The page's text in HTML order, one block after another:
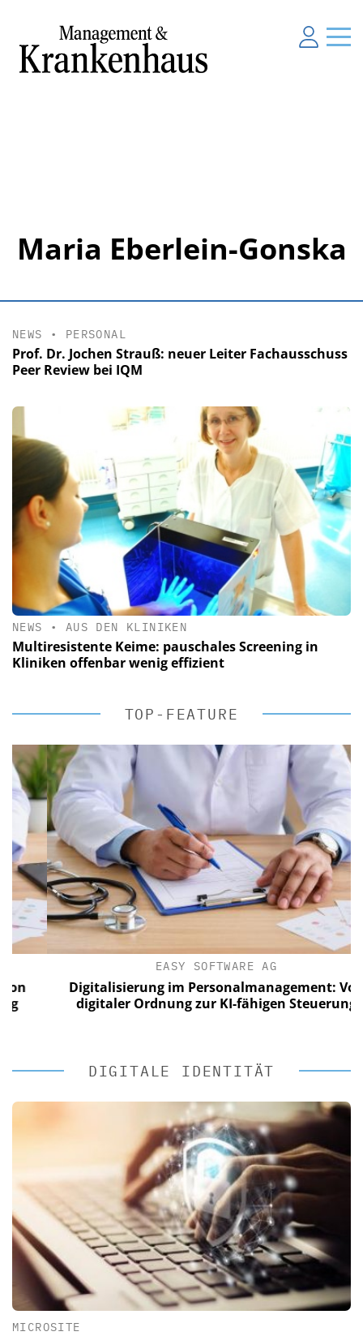
Maria Eberlein-Gonska
NEWS • PERSONAL
Prof. Dr. Jochen Strauß: neuer Leiter Fachausschuss
Peer Review bei IQM
NEWS • AUS DEN KLINIKEN
Multiresistente Keime: pauschales Screening in
Kliniken offenbar wenig effizient
TOP-FEATURE
EASY SOFTWARE AG
Digitalisierung im Personalmanagement: Von
digitaler Ordnung zur KI-fähigen Steuerung
DIGITALE IDENTITÄT
MICROSITE